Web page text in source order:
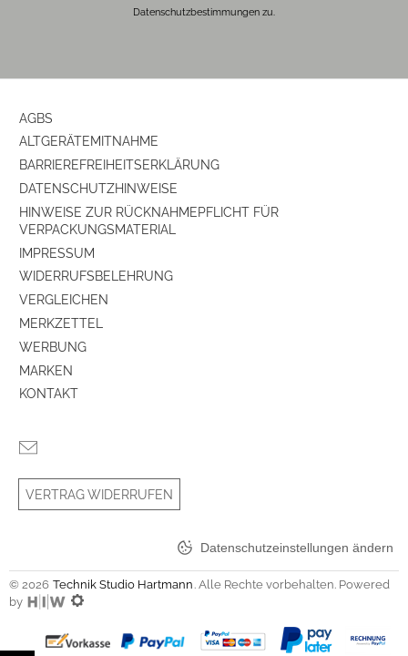
Datenschutzbestimmungen zu.
AGBS
ALTGERÄTEMITNAHME
BARRIEREFREIHEITSERKLÄRUNG
DATENSCHUTZHINWEISE
HINWEISE ZUR RÜCKNAHMEPFLICHT FÜR
VERPACKUNGSMATERIAL
IMPRESSUM
WIDERRUFSBELEHRUNG
VERGLEICHEN
MERKZETTEL
WERBUNG
MARKEN
KONTAKT
VERTRAG WIDERRUFEN
Datenschutzeinstellungen ändern
© 2026 Technik Studio Hartmann. Alle Rechte vorbehalten. Powered
by